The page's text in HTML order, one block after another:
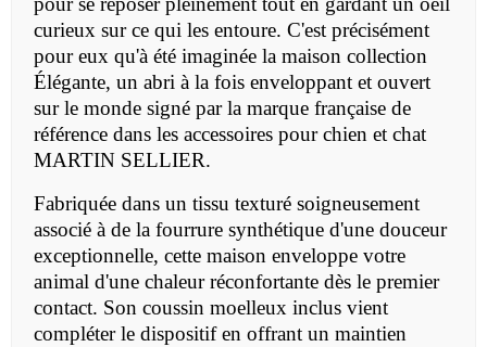
curieux sur ce qui les entoure. C'est précisément
pour eux qu'à été imaginée la maison collection
Élégante, un abri à la fois enveloppant et ouvert
sur le monde signé par la marque française de
référence dans les accessoires pour chien et chat
MARTIN SELLIER.
Fabriquée dans un tissu texturé soigneusement
associé à de la fourrure synthétique d'une douceur
exceptionnelle, cette maison enveloppe votre
animal d'une chaleur réconfortante dès le premier
contact. Son coussin moelleux inclus vient
compléter le dispositif en offrant un maintien